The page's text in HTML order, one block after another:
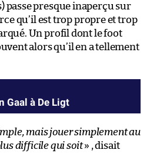
passe presque inaperçu sur
qu’il est trop propre et trop
Un profil dont le foot
alors qu’il en a tellement
Gaal à De Ligt
mais jouer simplement au
difficile qui soit» , disait